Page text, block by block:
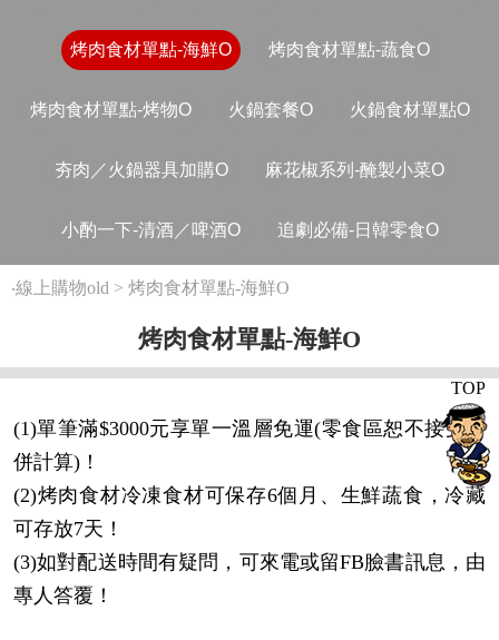
烤肉食材單點-海鮮O 烤肉食材單點-蔬食O
烤肉食材單點-烤物O 火鍋套餐O 火鍋食材單點O
夯肉／火鍋器具加購O 麻花椒系列-醃製小菜O
小酌一下-清酒／啤酒O 追劇必備-日韓零食O
‧線上購物old > 烤肉食材單點-海鮮O
烤肉食材單點-海鮮O
(1)單筆滿$3000元享單一溫層免運(零食區恕不接受合
併計算)！
(2)烤肉食材冷凍食材可保存6個月、生鮮蔬食，冷藏
可存放7天！
(3)如對配送時間有疑問，可來電或留FB臉書訊息，由
專人答覆！
TOP